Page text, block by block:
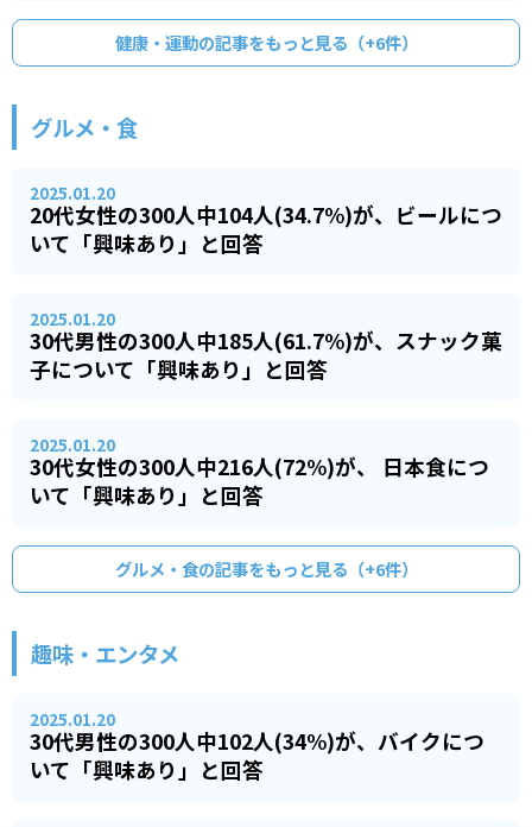
健康・運動の記事をもっと見る（+6件）
グルメ・食
2025.01.20
20代女性の300人中104人(34.7%)が、ビールにつ
いて「興味あり」と回答
2025.01.20
30代男性の300人中185人(61.7%)が、スナック菓
子について「興味あり」と回答
2025.01.20
30代女性の300人中216人(72%)が、 日本食につ
いて「興味あり」と回答
グルメ・食の記事をもっと見る（+6件）
趣味・エンタメ
2025.01.20
30代男性の300人中102人(34%)が、バイクにつ
いて「興味あり」と回答